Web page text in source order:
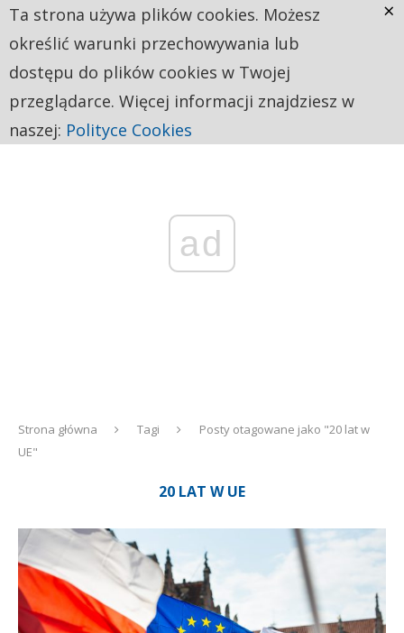
ad
Strona główna Tagi
Posty otagowane jako "20 lat w
UE"
20 LAT W UE
Ta strona używa plików cookies. Możesz
określić warunki przechowywania lub
dostępu do plików cookies w Twojej
przeglądarce. Więcej informacji znajdziesz w
naszej: Polityce Cookies
×